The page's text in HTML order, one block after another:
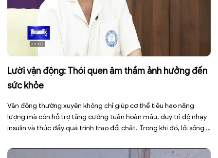
Lười vận động: Thói quen âm thầm ảnh hưởng đến
sức khỏe
Vận động thường xuyên không chỉ giúp cơ thể tiêu hao năng
lượng mà còn hỗ trợ tăng cường tuần hoàn máu, duy trì độ nhạy
insulin và thúc đẩy quá trình trao đổi chất. Trong khi đó, lối sống ít
[…]